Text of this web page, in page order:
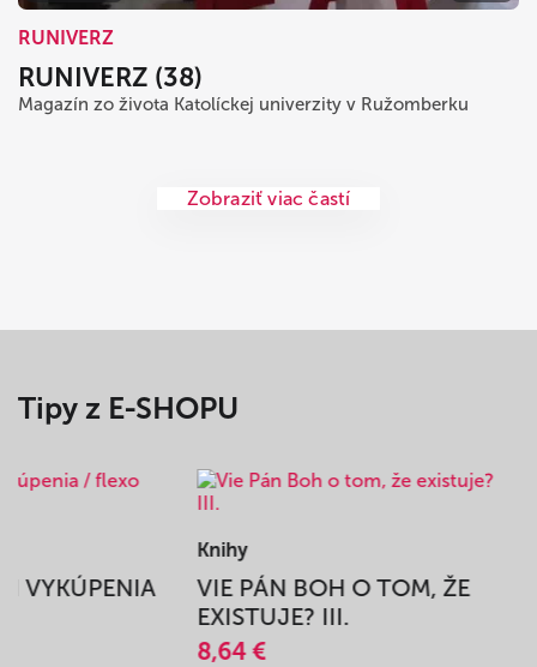
RUNIVERZ
RUNIVERZ (38)
Magazín zo života Katolíckej univerzity v Ružomberku
Zobraziť viac častí
Tipy z E-SHOPU
VYKÚPENIA
Knihy
VIE PÁN BOH O TOM, ŽE
EXISTUJE? III.
8,64 €